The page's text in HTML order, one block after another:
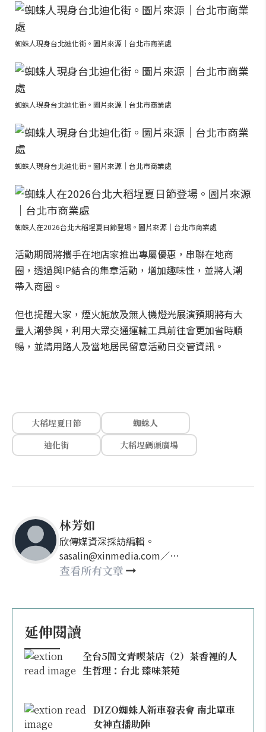
蜘蛛人現身台北迪化街。圖片來源｜台北市商業處
蜘蛛人現身台北迪化街。圖片來源｜台北市商業處
蜘蛛人現身台北迪化街。圖片來源｜台北市商業處
蜘蛛人在2026台北大稻埕夏日節登場。圖片來源｜台北市商業處
活動期間將攜手在地店家推出專屬優惠，串聯在地商
圈，透過與IP結合的集章活動，增加趣味性，並將人潮
帶入商圈。
但也提醒大家，煙火施放及無人機燈光展演預期將有大
量人潮參與，利用大眾交通運輸工具前往會更加省時順
暢，並請用路人及當地居民留意活動日交管資訊。
大稻埕夏日節
蜘蛛人
迪化街
大稻埕碼頭廣場
林芳如
欣傳媒資深採訪編輯。
sasalin@xinmedia.com／
happy21917@gmail.com
查看所有文章
延伸閱讀
全台5間文青喫茶店（2）茶香裡的人
生哲理：台北 臻味茶苑
DIZO蜘蛛人新車發表會 南北單車
女神直播助陣